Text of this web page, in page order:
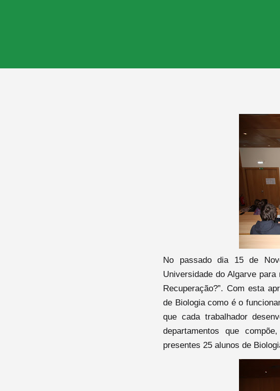
No passado dia 15 de
Universidade do Algarve
Recuperação?”. Com esta
de Biologia como é o
que cada trabalhador
departamentos que
presentes 25 alunos de